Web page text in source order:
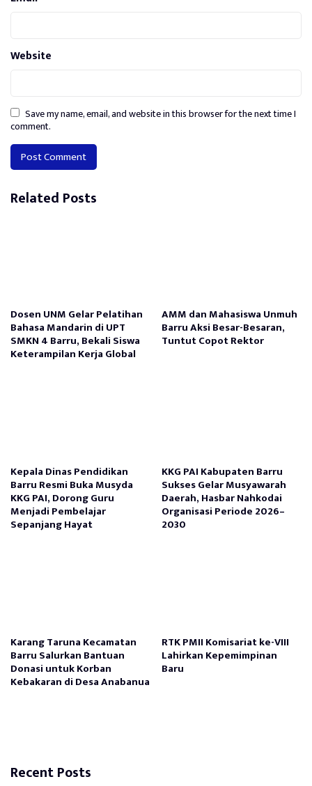
Website
Save my name, email, and website in this browser for the next time I
comment.
Related Posts
Dosen UNM Gelar Pelatihan
Bahasa Mandarin di UPT
SMKN 4 Barru, Bekali Siswa
Keterampilan Kerja Global
AMM dan Mahasiswa Unmuh
Barru Aksi Besar-Besaran,
Tuntut Copot Rektor
Kepala Dinas Pendidikan
Barru Resmi Buka Musyda
KKG PAI, Dorong Guru
Menjadi Pembelajar
Sepanjang Hayat
KKG PAI Kabupaten Barru
Sukses Gelar Musyawarah
Daerah, Hasbar Nahkodai
Organisasi Periode 2026–
2030
Karang Taruna Kecamatan
Barru Salurkan Bantuan
Donasi untuk Korban
Kebakaran di Desa Anabanua
RTK PMII Komisariat ke-VIII
Lahirkan Kepemimpinan
Baru
Recent Posts